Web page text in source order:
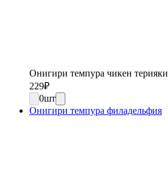
Онигири темпура чикен терияки
229₽
0шт
Онигири темпура филадельфия